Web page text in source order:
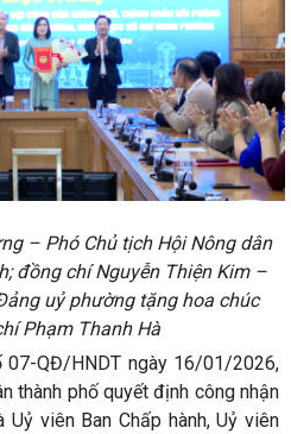
– Phó Chủ tịch Hội Nông dân
đồng chí Nguyễn Thiện Kim –
uỷ phường tặng hoa chúc
Phạm Thanh Hà
QĐ/HNDT ngày 16/01/2026,
thành phố quyết định công nhận
viên Ban Chấp hành, Uỷ viên